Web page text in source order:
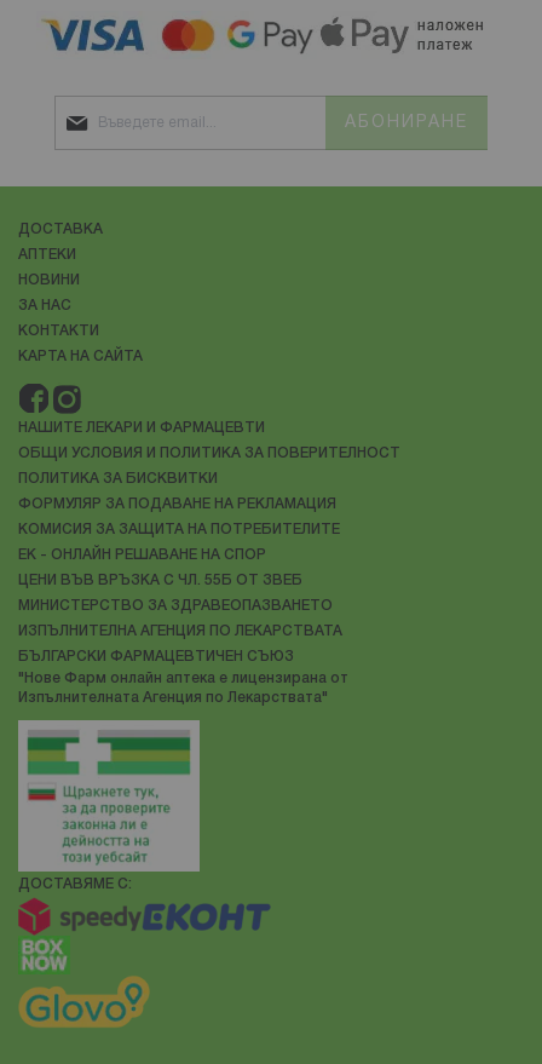
АБОНИРАНЕ
ДОСТАВКА
АПТЕКИ
НОВИНИ
ЗА НАС
КОНТАКТИ
КАРТА НА САЙТА
НАШИТЕ ЛЕКАРИ И ФАРМАЦЕВТИ
ОБЩИ УСЛОВИЯ И ПОЛИТИКА ЗА ПОВЕРИТЕЛНОСТ
ПОЛИТИКА ЗА БИСКВИТКИ
ФОРМУЛЯР ЗА ПОДАВАНЕ НА РЕКЛАМАЦИЯ
КОМИСИЯ ЗА ЗАЩИТА НА ПОТРЕБИТЕЛИТЕ
ЕК - ОНЛАЙН РЕШАВАНЕ НА СПОР
ЦЕНИ ВЪВ ВРЪЗКА С ЧЛ. 55Б ОТ ЗВЕБ
МИНИСТЕРСТВО ЗА ЗДРАВЕОПАЗВАНЕТО
ИЗПЪЛНИТЕЛНА АГЕНЦИЯ ПО ЛЕКАРСТВАТА
БЪЛГАРСКИ ФАРМАЦЕВТИЧЕН СЪЮЗ
"Нове Фарм онлайн аптека е лицензирана от
Изпълнителната Агенция по Лекарствата"
ДОСТАВЯМЕ С: